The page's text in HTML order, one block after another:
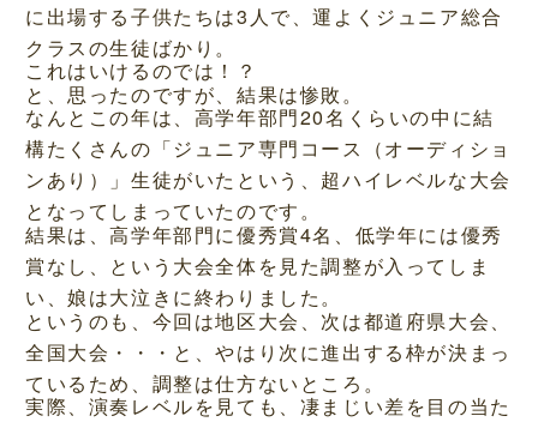
に出場する子供たちは3人で、運よくジュニア総合
クラスの生徒ばかり。
これはいけるのでは！？
と、思ったのですが、結果は惨敗。
なんとこの年は、高学年部門20名くらいの中に結
構たくさんの「ジュニア専門コース（オーディショ
ンあり）」生徒がいたという、超ハイレベルな大会
となってしまっていたのです。
結果は、高学年部門に優秀賞4名、低学年には優秀
賞なし、という大会全体を見た調整が入ってしま
い、娘は大泣きに終わりました。
というのも、今回は地区大会、次は都道府県大会、
全国大会・・・と、やはり次に進出する枠が決まっ
ているため、調整は仕方ないところ。
実際、演奏レベルを見ても、凄まじい差を目の当た